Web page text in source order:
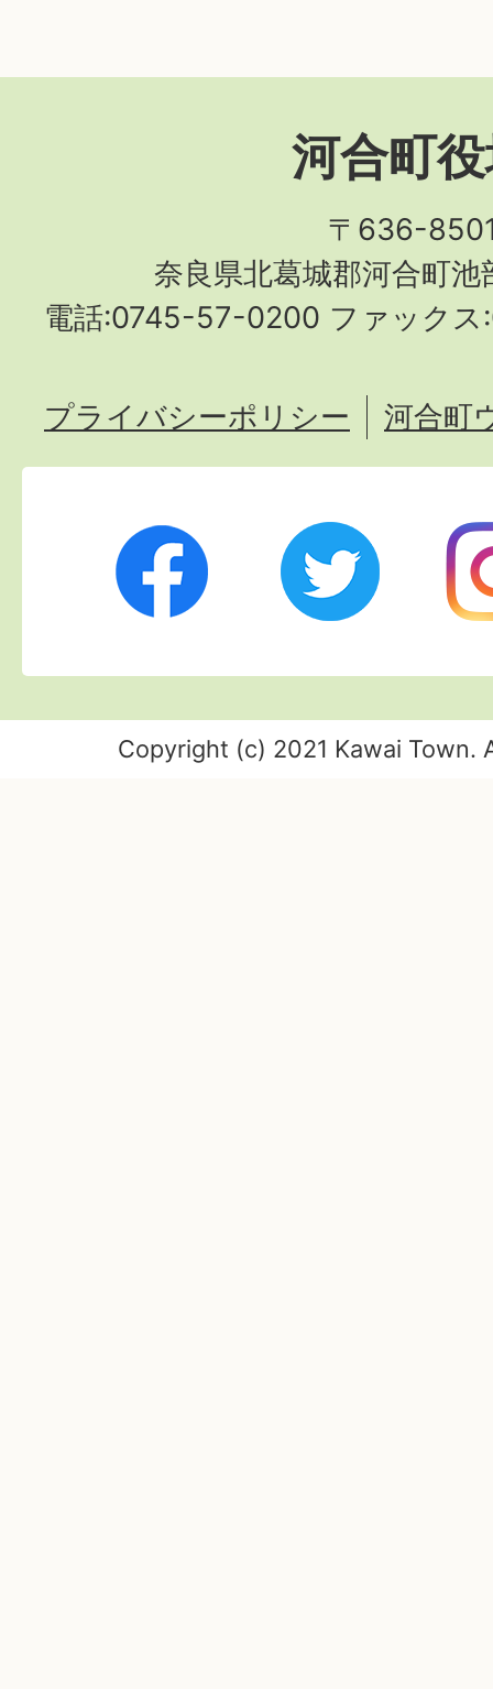
河合町
〒636-
奈良県北葛城郡河合町池
電話:0745-57-0200 ファック
Facebook Twitter
プライバシーポリシー 河合町
Copyright (c) 2021 Kawai Town.